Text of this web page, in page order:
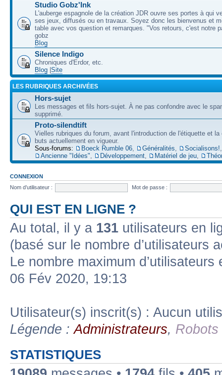
Studio Gobz'Ink
L'auberge espagnole de la création JDR ouvre ses portes à qui
ses jeux, diffusés ou en travaux. Soyez donc les bienvenus et
table avec vos question et remarques. "Vos retours, c'est notre
gobz
Blog
Silence Indigo
Chroniques d'Erdor, etc.
Blog Site
LES RUBRIQUES ARCHIVÉES
Hors-sujet
Les messages et fils hors-sujet. À ne pas confondre avec le
supprimé.
Proto-silendtift
Vielles rubriques du forum, avant l'introduction de l'étiquette et la
buts actuellement en vigueur.
Sous-forums:
Boeck Rumble 06, Généralités, Socialisons!,
Ancienne "Idées", Développement, Matériel de jeu,
CONNEXION
Nom d’utilisateur :
Mot de passe :
QUI EST EN LIGNE ?
Au total, il y a 131 utilisateurs en
(basé sur le nombre d’utilisateurs
Le nombre maximum
06 Fév 2020, 19:13
Utilisateur(s) inscrit(s) : Aucun
Légende :Administrateurs, Robots
STATISTIQUES